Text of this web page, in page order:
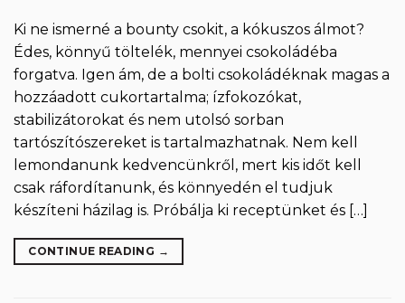
Ki ne ismerné a bounty csokit, a kókuszos álmot?
Édes, könnyű töltelék, mennyei csokoládéba
forgatva. Igen ám, de a bolti csokoládéknak magas a
hozzáadott cukortartalma; ízfokozókat,
stabilizátorokat és nem utolsó sorban
tartószítószereket is tartalmazhatnak. Nem kell
lemondanunk kedvencünkről, mert kis időt kell
csak ráfordítanunk, és könnyedén el tudjuk
készíteni házilag is. Próbálja ki receptünket és […]
CONTINUE READING →